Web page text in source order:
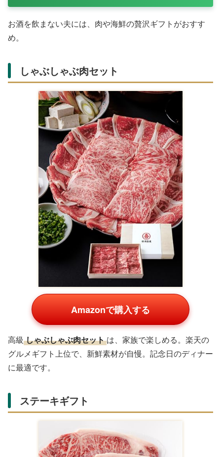
ノイズキャンセリング搭載のワイヤレスイヤホン。通
勤・運動に便利で、Amazonのベストセラー。バッテリー
長持ちで、日常を快適に。
スマートウォッチ
Amazonで購入する
スマートウォッチは、通知機能付き。楽天で人気
のメンズモデルで、アクティブな夫にぴったり。スタイリ
ッシュなデザインが魅力です。
グルメ・スイーツカテゴリ
お酒を飲まない夫には、肉や海鮮の贅沢ギフトがおすす
め。
しゃぶしゃぶ肉セット